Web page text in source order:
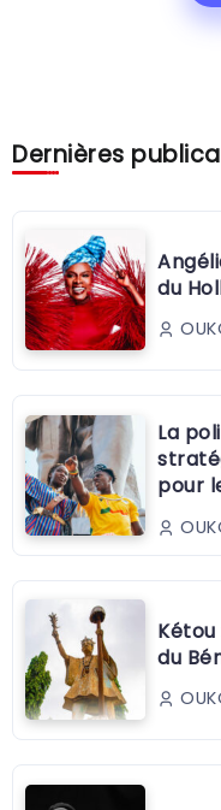
Dernières
du
La
pour
Kétou
du